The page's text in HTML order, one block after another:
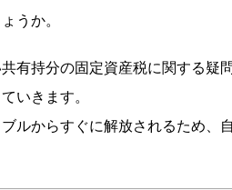
うか。
有持分の固定資産税に関する疑
いきます。
ルからすぐに解放されるため、